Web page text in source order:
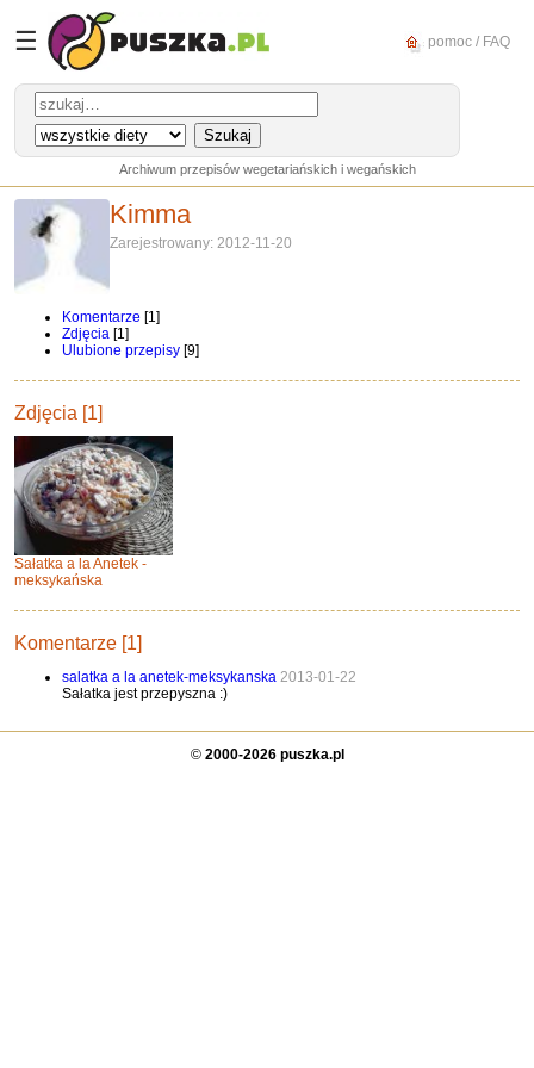
☰ pomoc / FAQ
Archiwum przepisów wegetariańskich i wegańskich
Kimma
Zarejestrowany: 2012-11-20
Komentarze [1]
Zdjęcia [1]
Ulubione przepisy [9]
Zdjęcia [1]
Sałatka a la Anetek -
meksykańska
Komentarze [1]
salatka a la anetek-meksykanska 2013-01-22
Sałatka jest przepyszna :)
© 2000-2026 puszka.pl